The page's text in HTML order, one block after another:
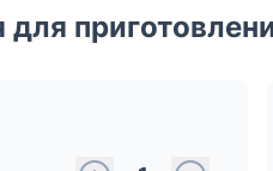
для